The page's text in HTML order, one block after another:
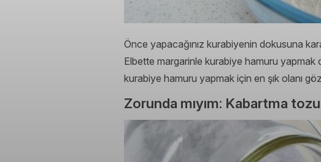
Önce yapacağınız kurabiyenin dokusuna
Elbette margarinle kurabiye hamuru yapmak
kurabiye hamuru yapmak için en şık olanı
Zorunda mıyım: Kabartma tozu